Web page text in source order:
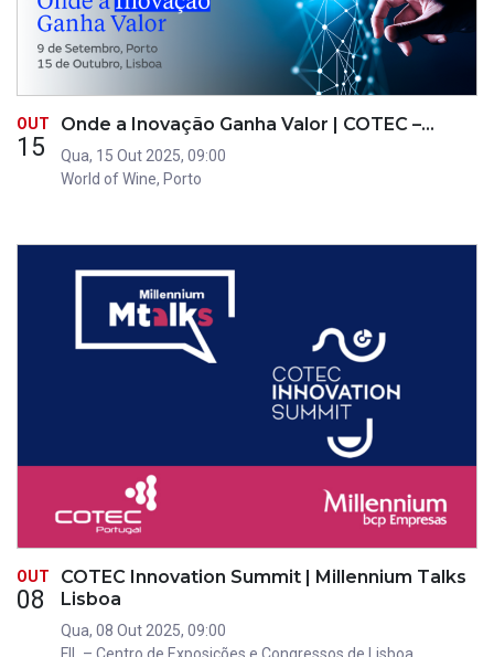
OUT
15
Onde a Inovação Ganha Valor | COTEC –…
Qua, 15 Out 2025, 09:00
World of Wine, Porto
OUT
08
COTEC Innovation Summit | Millennium Talks
Lisboa
Qua, 08 Out 2025, 09:00